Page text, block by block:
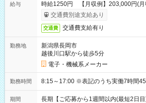
給与
時給1250円 【月収例】203,000円(月
交通費別途支給あり
交通費 交通費支給有り
勤務地
新潟県長岡市
越後川口駅から徒歩5分
電子・機械系メーカー
勤務時間 8:15～17:00 ※表記のうち実働7時間
期間
長期【ご応募から1週間以内(最短2日目